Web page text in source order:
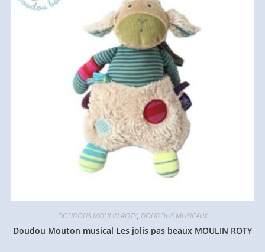
DOUDOUS MOULIN ROTY, DOUDOUS MUSICAUX
Doudou Mouton musical Les jolis pas beaux MOULIN ROTY